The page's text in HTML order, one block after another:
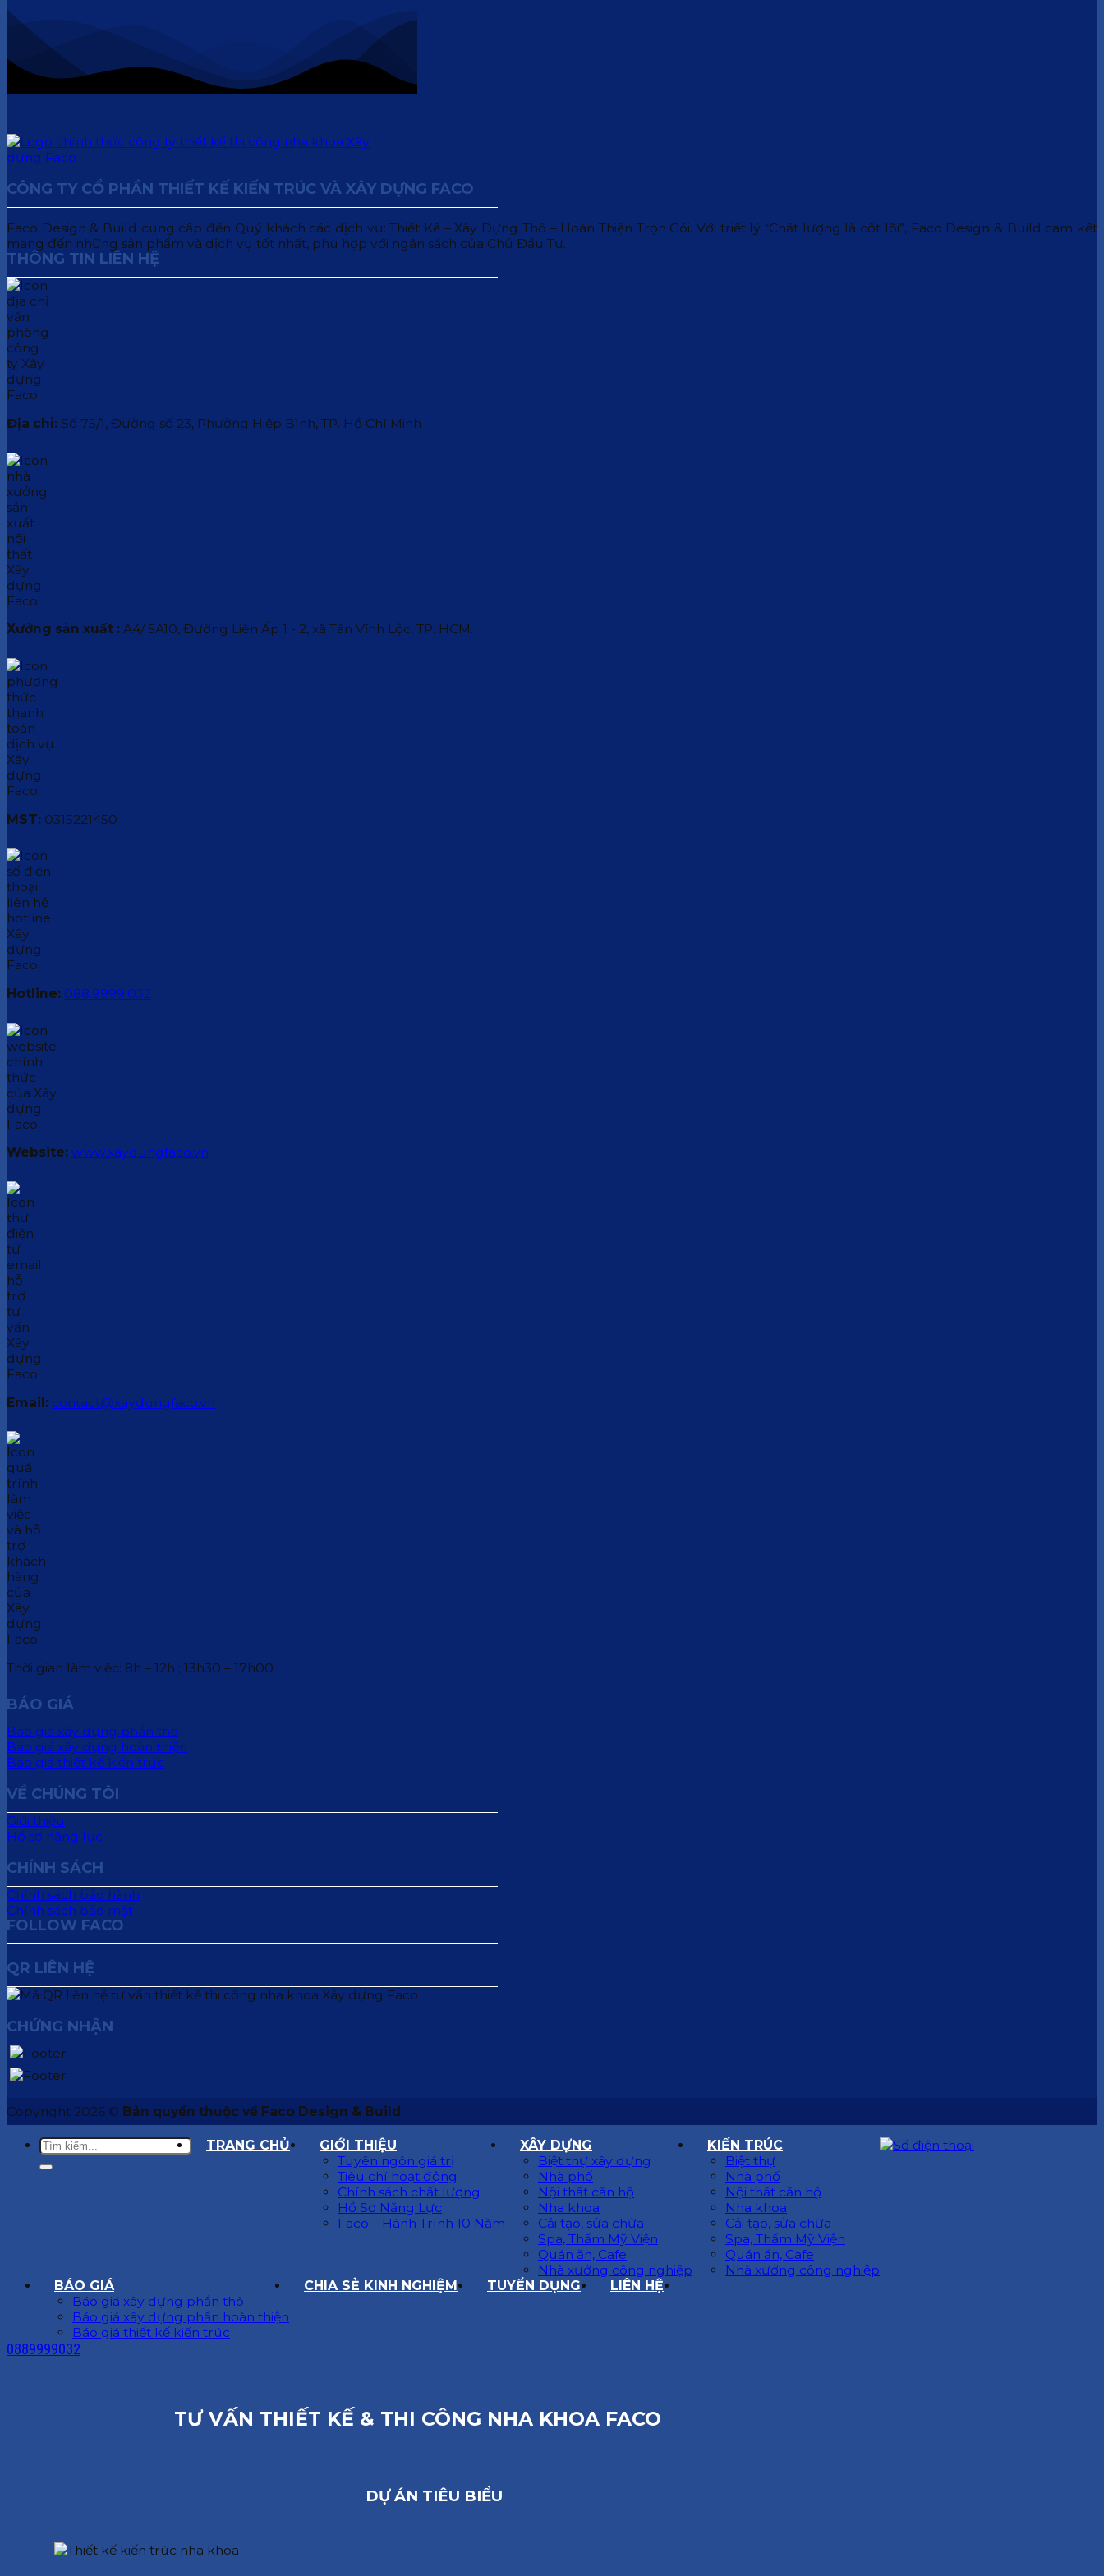
CÔNG TY CỔ PHẦN THIẾT KẾ KIẾN TRÚC VÀ XÂY DỰNG FACO
Faco Design & Build cung cấp đến Quý khách các dịch vụ: Thiết Kế – Xây Dựng Thô – Hoàn Thiện Trọn Gói. Với triết lý “Chất lượng là cốt lõi”, Faco Design & Build cam kết
mang đến những sản phẩm và dịch vụ tốt nhất, phù hợp với ngân sách của Chủ Đầu Tư.
THÔNG TIN LIÊN HỆ
Địa chỉ: Số 75/1, Đường số 23, Phường Hiệp Bình, TP. Hồ Chí Minh
Xưởng sản xuất : A4/ 5A10, Đường Liên Ấp 1 - 2, xã Tân Vĩnh Lộc, TP. HCM.
MST: 0315221450
Hotline: 088.9999.032
Website: www.xaydungfaco.vn
Email: contact@xaydungfaco.vn
Thời gian làm việc: 8h – 12h ; 13h30 – 17h00
BÁO GIÁ
Báo giá xây dựng phần thô
Báo giá xây dựng hoàn thiện
Báo giá thiết kế kiến trúc
VỀ CHÚNG TÔI
Giới thiệu
Hồ sơ năng lực
CHÍNH SÁCH
Chính sách bảo hành
Chính sách bảo mật
FOLLOW FACO
QR LIÊN HỆ
CHỨNG NHẬN
Copyright 2026 © Bản quyền thuộc về Faco Design & Build
TRANG CHỦ
GIỚI THIỆU
Tuyên ngôn giá trị
Tiêu chí hoạt động
Chính sách chất lượng
Hồ Sơ Năng Lực
Faco – Hành Trình 10 Năm
XÂY DỰNG
Biệt thự xây dựng
Nhà phố
Nội thất căn hộ
Nha khoa
Cải tạo, sửa chữa
Spa, Thẩm Mỹ Viện
Quán ăn, Cafe
Nhà xưởng công nghiệp
KIẾN TRÚC
Biệt thự
Nhà phố
Nội thất căn hộ
Nha khoa
Cải tạo, sửa chữa
Spa, Thẩm Mỹ Viện
Quán ăn, Cafe
Nhà xưởng công nghiệp
BÁO GIÁ
Báo giá xây dựng phần thô
Báo giá xây dựng phần hoàn thiện
Báo giá thiết kế kiến trúc
CHIA SẺ KINH NGHIỆM TUYỂN DỤNG LIÊN HỆ
0889999032
TƯ VẤN THIẾT KẾ & THI CÔNG NHA KHOA FACO
DỰ ÁN TIÊU BIỂU